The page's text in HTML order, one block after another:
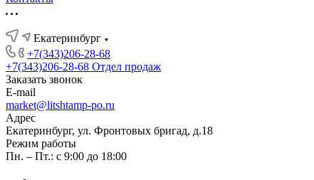
Екатеринбург
+7(343)206-28-68
+7(343)206-28-68 Отдел продаж
Заказать звонок
E-mail
market@litshtamp-po.ru
Адрес
Екатеринбург, ул. Фронтовых бригад, д.18
Режим работы
Пн. – Пт.: с 9:00 до 18:00